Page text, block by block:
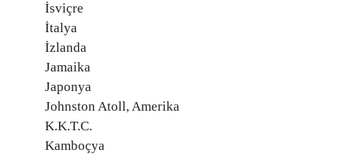
İsviçre
İtalya
İzlanda
Jamaika
Japonya
Johnston Atoll, Amerika
K.K.T.C.
Kamboçya